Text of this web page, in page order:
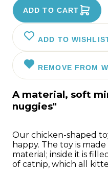
ADD TO CART
ADD TO
REMOVE FROM
A material, soft
nuggies"
Our chicken-shaped
happy. The toy is
material; inside it is
of catnip, which all